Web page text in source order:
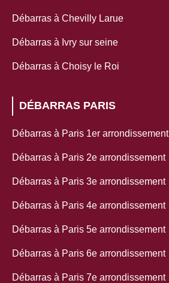
Débarras à Chevilly Larue
Débarras à Ivry sur seine
Débarras à Choisy le Roi
DÉBARRAS PARIS
Débarras à Paris 1er arrondissement
Débarras à Paris 2e arrondissement
Débarras à Paris 3e arrondissement
Débarras à Paris 4e arrondissement
Débarras à Paris 5e arrondissement
Débarras à Paris 6e arrondissement
Débarras à Paris 7e arrondissement